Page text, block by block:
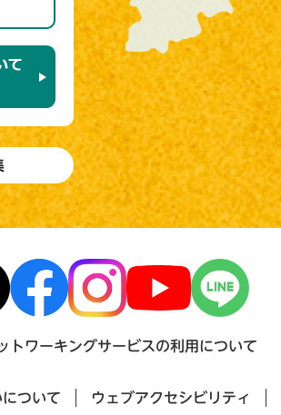
トワーキングサービスの利用について
ついて ウェブアクセシビリティ